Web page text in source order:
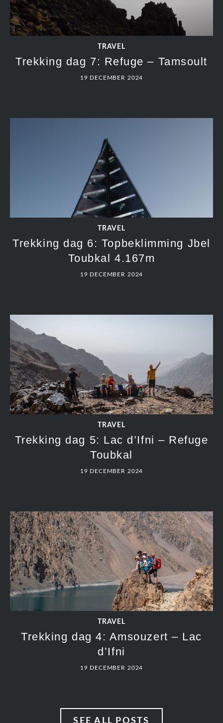
TRAVEL
Trekking dag 7: Refuge – Tamsoult
19 DECEMBER 2024
TRAVEL
Trekking dag 6: Topbeklimming Jbel
Toubkal 4.167m
19 DECEMBER 2024
TRAVEL
Trekking dag 5: Lac d’Ifni – Refuge
Toubkal
19 DECEMBER 2024
TRAVEL
Trekking dag 4: Amsouzert – Lac
d’Ifni
19 DECEMBER 2024
SEE ALL POSTS